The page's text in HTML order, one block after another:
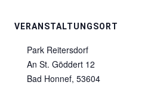
VERANSTALTUNGSORT
Park Reitersdorf
An St. Göddert 12
Bad Honnef, 53604